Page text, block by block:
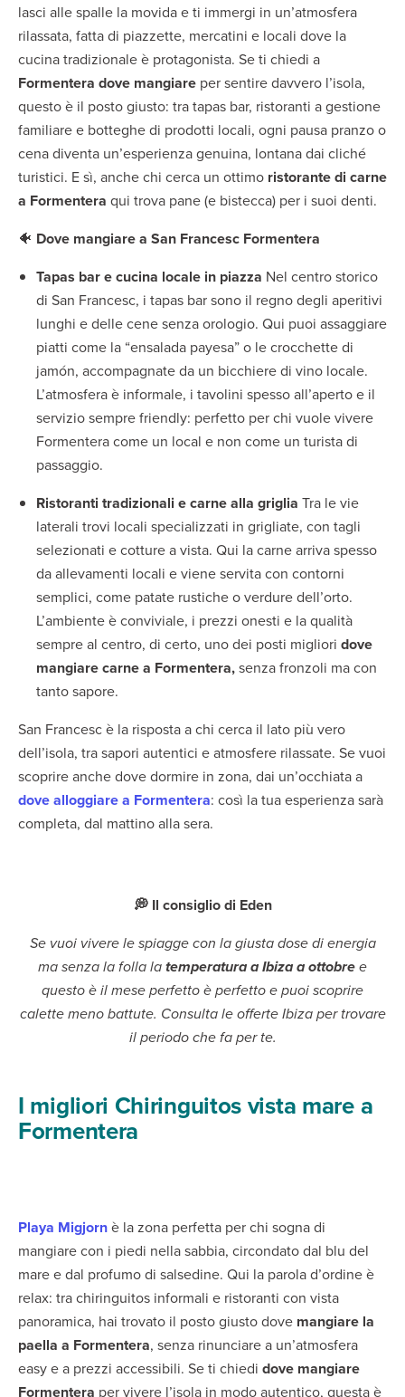
lasci alle spalle la movida e ti immergi in un’atmosfera
rilassata, fatta di piazzette, mercatini e locali dove la
cucina tradizionale è protagonista. Se ti chiedi a
Formentera dove mangiare per sentire davvero l’isola,
questo è il posto giusto: tra tapas bar, ristoranti a gestione
familiare e botteghe di prodotti locali, ogni pausa pranzo o
cena diventa un’esperienza genuina, lontana dai cliché
turistici. E sì, anche chi cerca un ottimo ristorante di carne
a Formentera qui trova pane (e bistecca) per i suoi denti.
🐠 Dove mangiare a San Francesc Formentera
Tapas bar e cucina locale in piazza Nel centro storico
di San Francesc, i tapas bar sono il regno degli aperitivi
lunghi e delle cene senza orologio. Qui puoi assaggiare
piatti come la “ensalada payesa” o le crocchette di
jamón, accompagnate da un bicchiere di vino locale.
L’atmosfera è informale, i tavolini spesso all’aperto e il
servizio sempre friendly: perfetto per chi vuole vivere
Formentera come un local e non come un turista di
passaggio.
Ristoranti tradizionali e carne alla griglia Tra le vie
laterali trovi locali specializzati in grigliate, con tagli
selezionati e cotture a vista. Qui la carne arriva spesso
da allevamenti locali e viene servita con contorni
semplici, come patate rustiche o verdure dell’orto.
L’ambiente è conviviale, i prezzi onesti e la qualità
sempre al centro, di certo, uno dei posti migliori dove
mangiare carne a Formentera,senza fronzoli ma con
tanto sapore.
San Francesc è la risposta a chi cerca il lato più vero
dell’isola, tra sapori autentici e atmosfere rilassate. Se vuoi
scoprire anche dove dormire in zona, dai un’occhiata a
dove alloggiare a Formentera: così la tua esperienza sarà
completa, dal mattino alla sera.
💭 Il consiglio di Eden
Se vuoi vivere le spiagge con la giusta dose di energia
ma senza la folla latemperatura a Ibiza a ottobree
questo è il mese perfetto è perfetto e puoi scoprire
calette meno battute. Consulta le offerte Ibiza per trovare
il periodo che fa per te.
I migliori Chiringuitos vista mare a
Formentera
Playa Migjornè la zona perfetta per chi sogna di
mangiare con i piedi nella sabbia, circondato dal blu del
mare e dal profumo di salsedine. Qui la parola d’ordine è
relax: tra chiringuitos informali e ristoranti con vista
panoramica, hai trovato il posto giusto dove mangiare la
paella a Formentera, senza rinunciare a un’atmosfera
easy e a prezzi accessibili. Se ti chiedi dove mangiare
Formentera per vivere l’isola in modo autentico, questa è